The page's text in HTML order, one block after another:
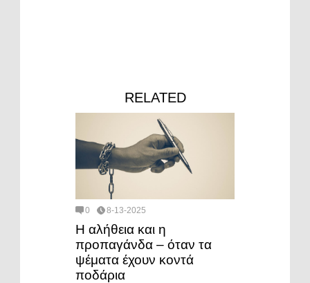
RELATED
0 8-13-2025
Η αλήθεια και η
προπαγάνδα – όταν τα
ψέματα έχουν κοντά
ποδάρια